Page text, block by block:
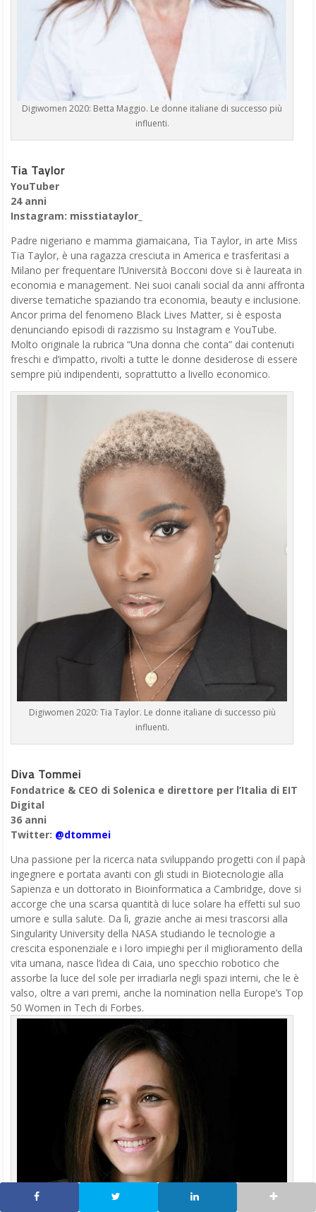
Digiwomen 2020: Betta Maggio. Le donne italiane di successo più
influenti.
Tia Taylor
YouTuber
24 anni
Instagram: misstiataylor_
Padre nigeriano e mamma giamaicana, Tia Taylor, in arte Miss
Tia Taylor, è una ragazza cresciuta in America e trasferitasi a
Milano per frequentare l’Università Bocconi dove si è laureata in
economia e management. Nei suoi canali social da anni affronta
diverse tematiche spaziando tra economia, beauty e inclusione.
Ancor prima del fenomeno Black Lives Matter, si è esposta
denunciando episodi di razzismo su Instagram e YouTube.
Molto originale la rubrica “Una donna che conta” dai contenuti
freschi e d’impatto, rivolti a tutte le donne desiderose di essere
sempre più indipendenti, soprattutto a livello economico.
Digiwomen 2020: Tia Taylor. Le donne italiane di successo più
influenti.
Diva Tommei
Fondatrice & CEO di Solenica e direttore per l’Italia di EIT
Digital
36 anni
Twitter: @dtommei
Una passione per la ricerca nata sviluppando progetti con il papà
ingegnere e portata avanti con gli studi in Biotecnologie alla
Sapienza e un dottorato in Bioinformatica a Cambridge, dove si
accorge che una scarsa quantità di luce solare ha effetti sul suo
umore e sulla salute. Da lì, grazie anche ai mesi trascorsi alla
Singularity University della NASA studiando le tecnologie a
crescita esponenziale e i loro impieghi per il miglioramento della
vita umana, nasce l’idea di Caia, uno specchio robotico che
assorbe la luce del sole per irradiarla negli spazi interni, che le è
valso, oltre a vari premi, anche la nomination nella Europe’s Top
50 Women in Tech di Forbes.